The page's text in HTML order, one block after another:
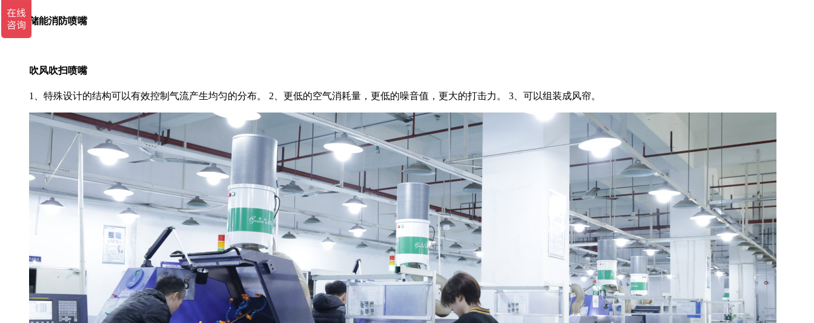
储能消防喷嘴
吹风吹扫喷嘴
1、特殊设计的结构可以有效控制气流产生均匀的分布。 2、更低的空气消耗量，更低的噪音值，更大的打击力。 3、可以组装成风帘。